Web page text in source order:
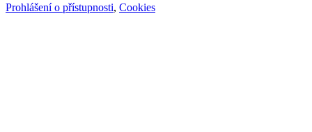
Prohlášení o přístupnosti, Cookies